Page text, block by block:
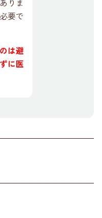
りま
要で
は避
に医